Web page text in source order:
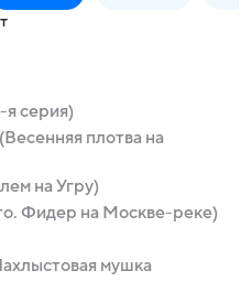
серия)
плотва на
на Угру)
Фидер на Москве-реке)
мушка